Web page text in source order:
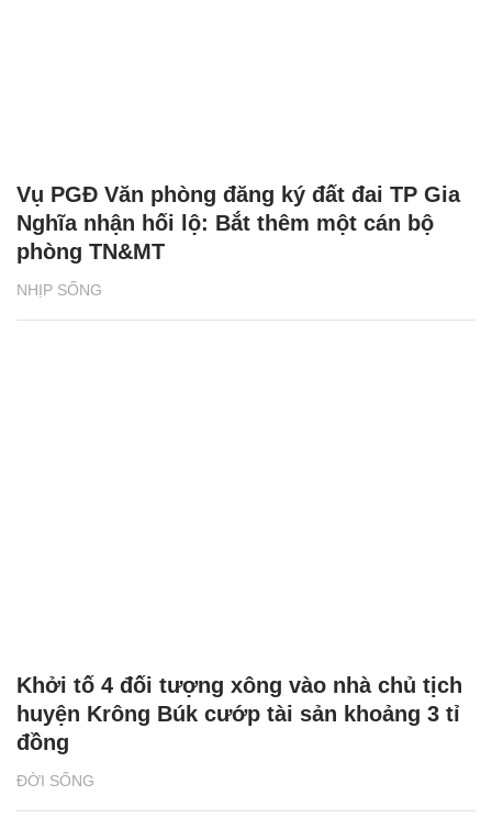
NHỊP SỐNG
Vụ PGĐ Văn phòng đăng ký đất đai TP Gia
Nghĩa nhận hối lộ: Bắt thêm một cán bộ
phòng TN&MT
ĐỜI SỐNG
Khởi tố 4 đối tượng xông vào nhà chủ tịch
huyện Krông Búk cướp tài sản khoảng 3 tỉ
đồng